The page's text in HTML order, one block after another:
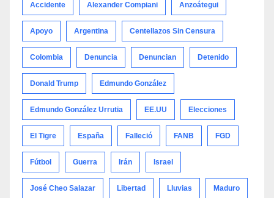
Accidente Alexander Compiani Anzoátegui
Apoyo Argentina Centellazos Sin Censura
Colombia Denuncia Denuncian Detenido
Donald Trump Edmundo González
Edmundo González Urrutia EE.UU Elecciones
El Tigre España Falleció FANB FGD
Fútbol Guerra Irán Israel
José Cheo Salazar Libertad Lluvias Maduro